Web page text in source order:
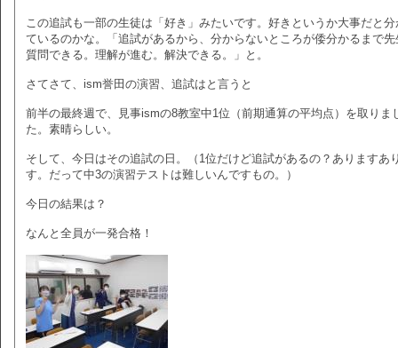
この追試も一部の生徒は「好き」みたいです。好きというか大事だと分
ているのかな。「追試があるから、分からないところが倭分かるまで先
質問できる。理解が進む。解決できる。」と。
さてさて、ism誉田の演習、追試はと言うと
前半の最終週で、見事ismの8教室中1位（前期通算の平均点）を取りま
た。素晴らしい。
そして、今日はその追試の日。（1位だけど追試があるの？ありますあ
す。だって中3の演習テストは難しいんですもの。）
今日の結果は？
なんと全員が一発合格！